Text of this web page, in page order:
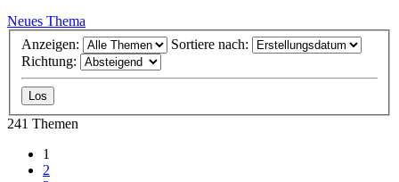
Neues Thema
Anzeigen:
Sortiere nach:
Richtung:
241 Themen
1
2